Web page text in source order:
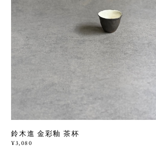
鈴木進 金彩釉 茶杯
¥3,080